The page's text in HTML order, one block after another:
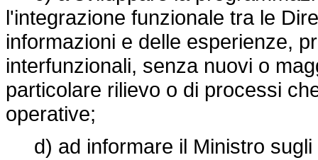
l'integrazione funzionale tra le
informazioni e delle esperienze,
interfunzionali, senza nuovi o
particolare rilievo o di processi
operative;
d) ad informare il Ministro sugli